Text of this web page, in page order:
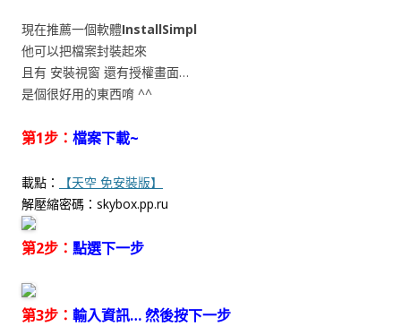
現在推薦一個軟體InstallSimpl
他可以把檔案封裝起來
且有 安裝視窗 還有授權畫面…
是個很好用的東西唷 ^^
第1步： 檔案下載~
載點：
【天空 免安裝版】
解壓縮密碼：skybox.pp.ru
第2步： 點選下一步
第3步： 輸入資訊… 然後按下一步